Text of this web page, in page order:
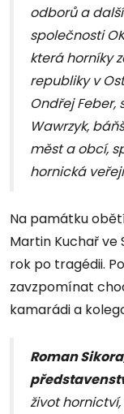
odborů a
společnosti
která horníky
republiky v
Ondřej
Wawrzyk,
měst a obcí,
hornická
Na památku
Martin Kuchař
rok po tragédii.
zavzpomínat
kamarádi a
Roman
život